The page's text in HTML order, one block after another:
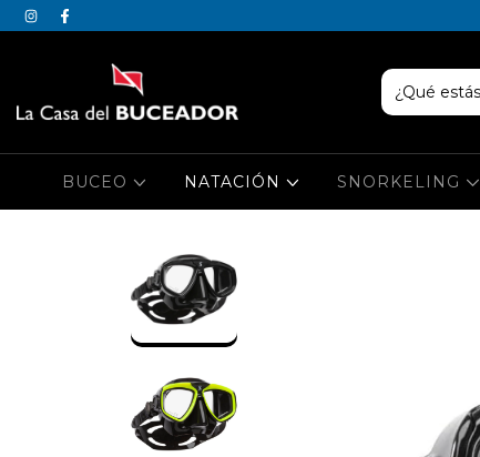
BUCEO NATACIÓN SNORKELING